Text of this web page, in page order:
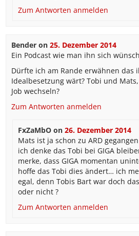
Zum Antworten anmelden
Benderon 25. Dezember 2014
Ein Podcast wie man ihn sich
Dürfte ich am Rande erwähnen das
Idealbesetzung wärt? Tobi und
Job wechseln?
Zum Antworten anmelden
FxZaMbO on26. Dezember 2014
Mats ist ja schon zu ARD
ich denke das Tobi bei GIGA
merke, dass GIGA momentan
hoffe das Tobi dies ändert… ich
egal, denn Tobis Bart war doch
oder nicht ?
Zum Antworten anmelden